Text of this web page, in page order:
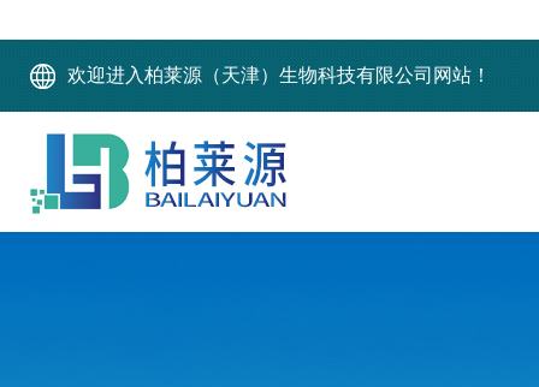
欢迎进入柏莱源（天津）生物科技有限公司网站！